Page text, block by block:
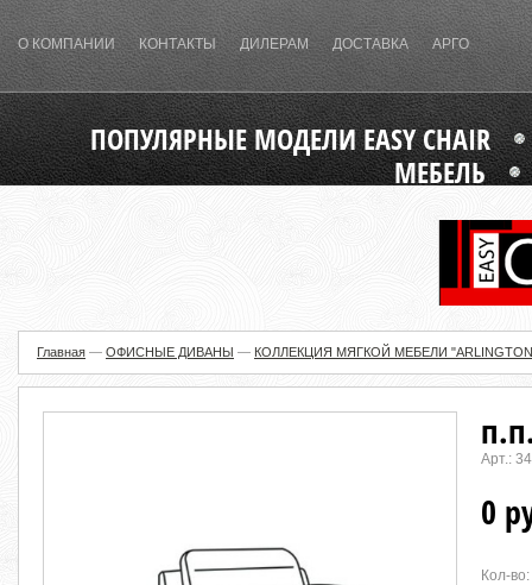
О КОМПАНИИ КОНТАКТЫ ДИЛЕРАМ ДОСТАВКА АРГО
ПОПУЛЯРНЫЕ МОДЕЛИ EASY CHAIR
МЕБЕЛЬ
Главная — ОФИСНЫЕ ДИВАНЫ — КОЛЛЕКЦИЯ МЯГКОЙ МЕБЕЛИ
Арт.:
0
Кол-во: